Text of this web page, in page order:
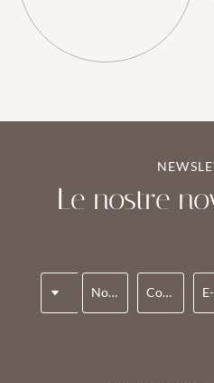
Le nostre
Nome* Cognome*